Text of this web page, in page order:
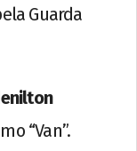
Guarda
“Van”.